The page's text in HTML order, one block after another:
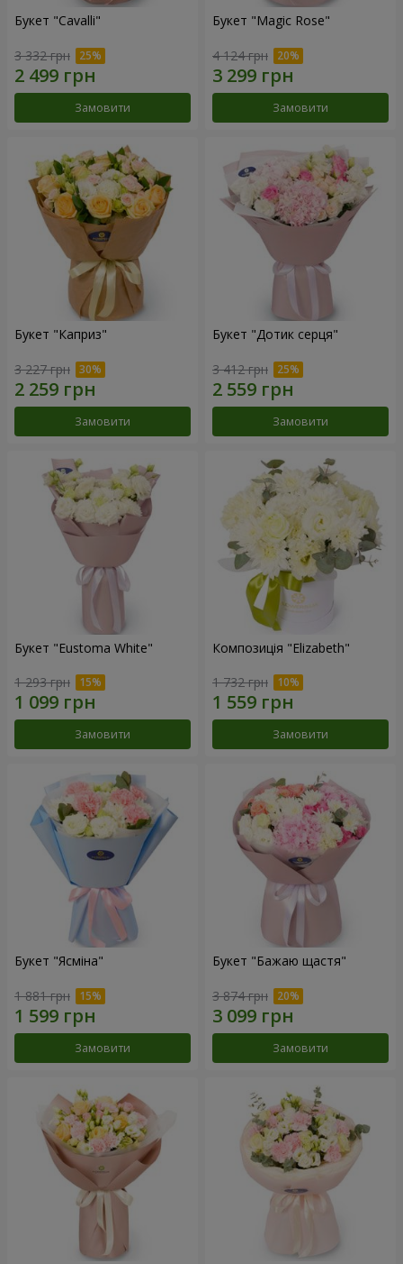
Букет "Cаvalli"
3 332 грн
Замовити
Букет "Magic Rose"
4 124 грн
Замовити
Букет "Каприз"
3 227 грн
Замовити
Букет "Дотик серця"
3 412 грн
Замовити
Букет "Eustoma White"
1 293 грн
Замовити
Композиція "Elizabeth"
1 732 грн
Замовити
Букет "Ясміна"
1 881 грн
Замовити
Букет "Бажаю щастя"
3 874 грн
Замовити